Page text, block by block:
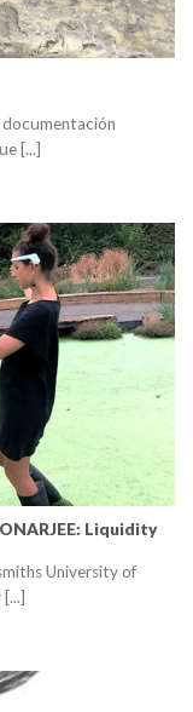
documentación
[...]
Liquidity
University of